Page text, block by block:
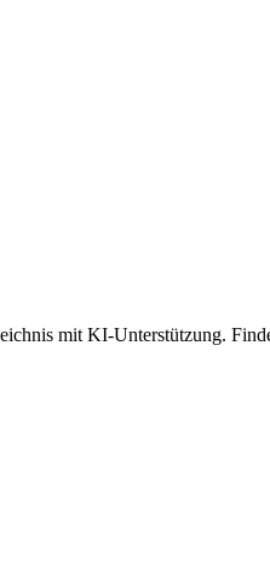
mit KI-Unterstützung.